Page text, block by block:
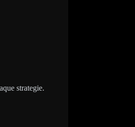
strategie.